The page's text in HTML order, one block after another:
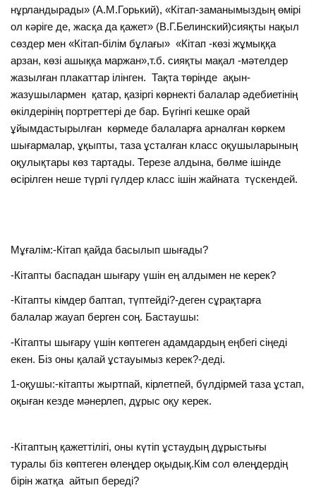
нұрландырады» (А.М.Горький), «Кітап-заманымыздың өмірі
ол кәріге де, жасқа да қажет» (В.Г.Белинский)сияқты нақыл
сөздер мен «Кітап-білім бұлағы» «Кітап -көзі жұмыққа
арзан, көзі ашыққа маржан»,т.б. сияқты мақал -мәтелдер
жазылған плакаттар ілінген. Тақта төрінде ақын-
жазушылармен қатар, қазіргі көрнекті балалар әдебиетінің
өкілдерінің портреттері де бар. Бүгінгі кешке орай
ұйымдастырылған көрмеде балаларға арналған көркем
шығармалар, ұқыпты, таза ұсталған класс оқушыларының
оқулықтары көз тартады. Терезе алдына, бөлме ішінде
өсірілген неше түрлі гүлдер класс ішін жайната түскендей.
Мұғалім:-Кітап қайда басылып шығады?
-Кітапты баспадан шығару үшін ең алдымен не керек?
-Кітапты кімдер баптап, түптейді?-деген сұрақтарға
балалар жауап берген соң. Бастаушы:
-Кітапты шығару үшін көптеген адамдардың еңбегі сіңеді
екен. Біз оны қалай ұстауымыз керек?-деді.
1-оқушы:-кітапты жыртпай, кірлетпей, бүлдірмей таза ұстап,
оқыған кезде мәнерлеп, дұрыс оқу керек.
-Кітаптың қажеттілігі, оны күтіп ұстаудың дұрыстығы
туралы біз көптеген өлеңдер оқыдық.Кім сол өлеңдердің
бірін жатқа айтып береді?